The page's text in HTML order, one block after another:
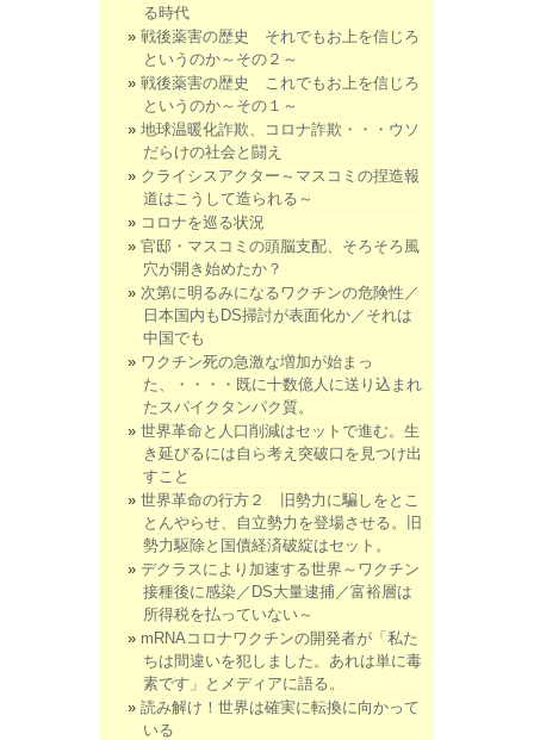
る時代
戦後薬害の歴史 それでもお上を信じろ
というのか～その２～
戦後薬害の歴史 これでもお上を信じろ
というのか～その１～
地球温暖化詐欺、コロナ詐欺・・・ウソ
だらけの社会と闘え
クライシスアクター～マスコミの捏造報
道はこうして造られる～
コロナを巡る状況
官邸・マスコミの頭脳支配、そろそろ風
穴が開き始めたか？
次第に明るみになるワクチンの危険性／
日本国内もDS掃討が表面化か／それは
中国でも
ワクチン死の急激な増加が始まっ
た、・・・・既に十数億人に送り込まれ
たスパイクタンパク質。
世界革命と人口削減はセットで進む。生
き延びるには自ら考え突破口を見つけ出
すこと
世界革命の行方２ 旧勢力に騙しをとこ
とんやらせ、自立勢力を登場させる。旧
勢力駆除と国債経済破綻はセット。
デクラスにより加速する世界～ワクチン
接種後に感染／DS大量逮捕／富裕層は
所得税を払っていない～
mRNAコロナワクチンの開発者が「私た
ちは間違いを犯しました。あれは単に毒
素です」とメディアに語る。
読み解け！世界は確実に転換に向かって
いる